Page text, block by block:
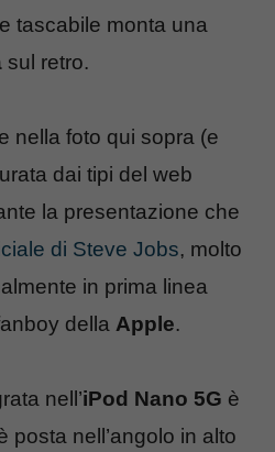
tascabile monta una
sul retro.
nella foto qui sopra (e
dai tipi del web
la presentazione che
di Steve Jobs, molto
in prima linea
della Apple.
nell’iPod Nano 5G è
posta nell’angolo in alto